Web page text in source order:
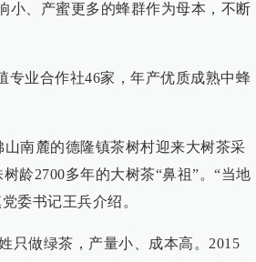
小、产蜜更多的蜂群作为母本，不断
专业合作社46家，年产优质成熟中蜂
南麓的德隆镇茶树村迎来大树茶采
龄2700多年的大树茶“鼻祖”。“当地
委书记王兵介绍。
只做绿茶，产量小、成本高。2015